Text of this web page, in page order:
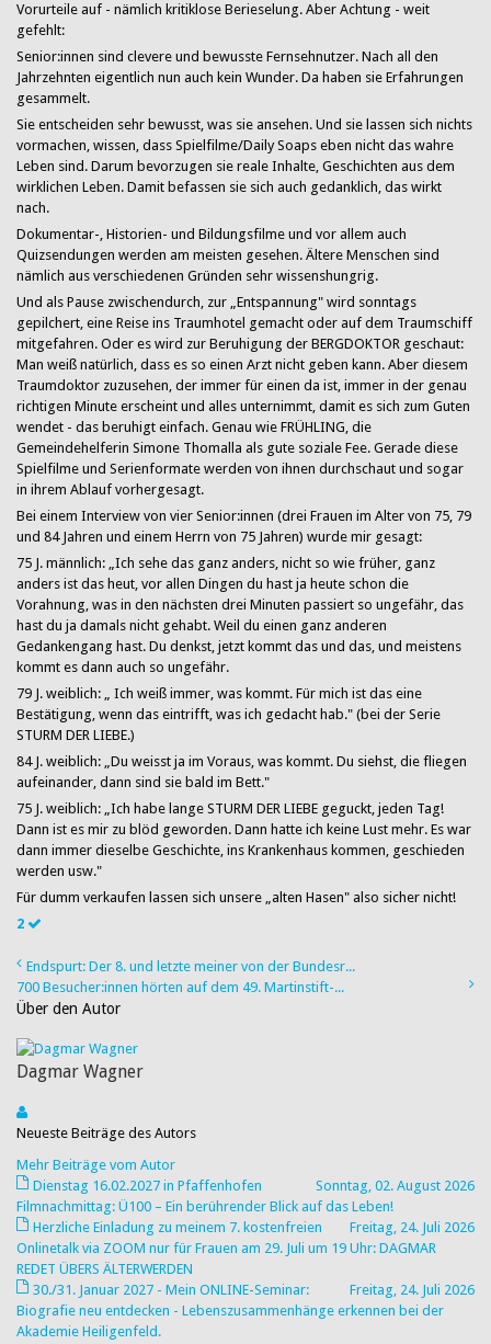
Vorurteile auf - nämlich kritiklose Berieselung. Aber Achtung - weit
gefehlt:
Senior:innen sind clevere und bewusste Fernsehnutzer. Nach all den
Jahrzehnten eigentlich nun auch kein Wunder. Da haben sie Erfahrungen
gesammelt.
Sie entscheiden sehr bewusst, was sie ansehen. Und sie lassen sich nichts
vormachen, wissen, dass Spielfilme/Daily Soaps eben nicht das wahre
Leben sind. Darum bevorzugen sie reale Inhalte, Geschichten aus dem
wirklichen Leben. Damit befassen sie sich auch gedanklich, das wirkt
nach.
Dokumentar-, Historien- und Bildungsfilme und vor allem auch
Quizsendungen werden am meisten gesehen. Ältere Menschen sind
nämlich aus verschiedenen Gründen sehr wissenshungrig.
Und als Pause zwischendurch, zur „Entspannung" wird sonntags
gepilchert, eine Reise ins Traumhotel gemacht oder auf dem Traumschiff
mitgefahren. Oder es wird zur Beruhigung der BERGDOKTOR geschaut:
Man weiß natürlich, dass es so einen Arzt nicht geben kann. Aber diesem
Traumdoktor zuzusehen, der immer für einen da ist, immer in der genau
richtigen Minute erscheint und alles unternimmt, damit es sich zum Guten
wendet - das beruhigt einfach. Genau wie FRÜHLING, die
Gemeindehelferin Simone Thomalla als gute soziale Fee. Gerade diese
Spielfilme und Serienformate werden von ihnen durchschaut und sogar
in ihrem Ablauf vorhergesagt.
Bei einem Interview von vier Senior:innen (drei Frauen im Alter von 75, 79
und 84 Jahren und einem Herrn von 75 Jahren) wurde mir gesagt:
75 J. männlich: „Ich sehe das ganz anders, nicht so wie früher, ganz
anders ist das heut, vor allen Dingen du hast ja heute schon die
Vorahnung, was in den nächsten drei Minuten passiert so ungefähr, das
hast du ja damals nicht gehabt. Weil du einen ganz anderen
Gedankengang hast. Du denkst, jetzt kommt das und das, und meistens
kommt es dann auch so ungefähr.
79 J. weiblich: „ Ich weiß immer, was kommt. Für mich ist das eine
Bestätigung, wenn das eintrifft, was ich gedacht hab." (bei der Serie
STURM DER LIEBE.)
84 J. weiblich: „Du weisst ja im Voraus, was kommt. Du siehst, die fliegen
aufeinander, dann sind sie bald im Bett."
75 J. weiblich: „Ich habe lange STURM DER LIEBE geguckt, jeden Tag!
Dann ist es mir zu blöd geworden. Dann hatte ich keine Lust mehr. Es war
dann immer dieselbe Geschichte, ins Krankenhaus kommen, geschieden
werden usw."
Für dumm verkaufen lassen sich unsere „alten Hasen" also sicher nicht!
2
Endspurt: Der 8. und letzte meiner von der Bundesr...
700 Besucher:innen hörten auf dem 49. Martinstift-...
Über den Autor
Dagmar Wagner
Neueste Beiträge des Autors
Mehr Beiträge vom Autor
Sonntag, 02. August 2026
Dienstag 16.02.2027 in Pfaffenhofen
Filmnachmittag: Ü100 – Ein berührender Blick auf das Leben!
Freitag, 24. Juli 2026
Herzliche Einladung zu meinem 7. kostenfreien
Onlinetalk via ZOOM nur für Frauen am 29. Juli um 19 Uhr: DAGMAR
REDET ÜBERS ÄLTERWERDEN
Freitag, 24. Juli 2026
30./31. Januar 2027 - Mein ONLINE-Seminar:
Biografie neu entdecken - Lebenszusammenhänge erkennen bei der
Akademie Heiligenfeld.